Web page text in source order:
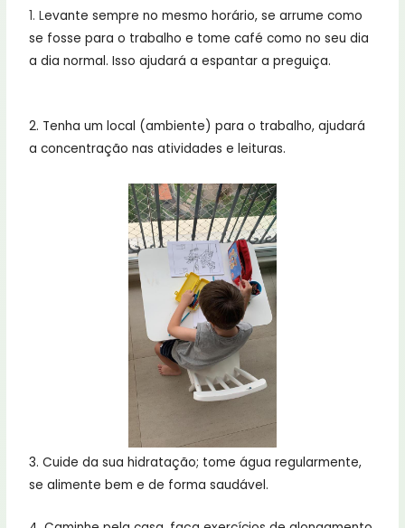
1. Levante sempre no mesmo horário, se arrume como
se fosse para o trabalho e tome café como no seu dia
a dia normal. Isso ajudará a espantar a preguiça.
2. Tenha um local (ambiente) para o trabalho, ajudará
a concentração nas atividades e leituras.
3. Cuide da sua hidratação; tome água regularmente,
se alimente bem e de forma saudável.